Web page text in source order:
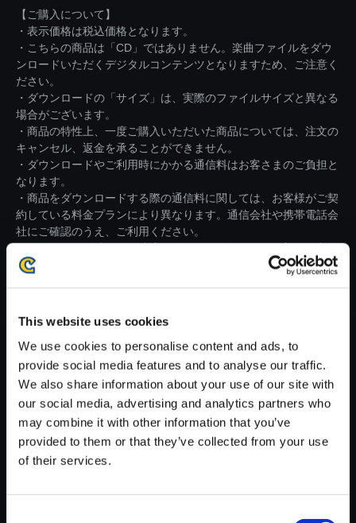
This website uses cookies
We use cookies to personalise content and ads, to
provide social media features and to analyse our traffic.
We also share information about your use of our site with
our social media, advertising and analytics partners who
may combine it with other information that you’ve
provided to them or that they’ve collected from your use
of their services.
【ご購入について】
・表示価格は税込価格となります。
・こちらの商品は「CD」ではありません。楽曲ファイルをダウ
ンロードいただくデジタルコンテンツとなりますため、ご注意く
ださい。
・ダウンロードの「サイズ」は、実際のファイルサイズと異なる
場合がございます。
・商品の特性上、一度ご購入いただいた商品については、注文の
キャンセル、返金を承ることができません。
・ダウンロードやご利用時にかかる通信料はお客さまのご負担と
なります。
・商品をダウンロードする際の通信料に関しては、お客様がご契
約している料金プランにより異なります。通信会社や携帯電話会
社にご確認のうえ、ご利用ください。
がかかる場合がございます。
【単曲】モンスターハンターワ
イルズ オリジナルサウンドトラ
7ポイント付与